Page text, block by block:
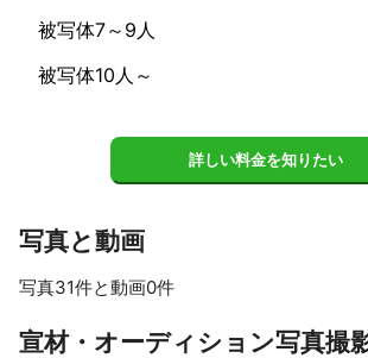
●不動産
●コスプレ撮影
アピールポイント
年間約200件の撮影実績があり大変好評をいた
でおります。ぜひご依頼ください！
被写体7～9人
被写体10人～
詳しい料金を知りたい
写真と動画
写真31件と動画0件
宣材・オーディション写真撮